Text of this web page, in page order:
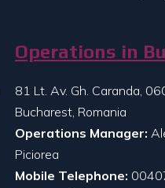
Operations in
81 Lt. Av. Gh. Caranda,
Bucharest, Romania
Operations Manager:
Piciorea
Mobile Telephone: